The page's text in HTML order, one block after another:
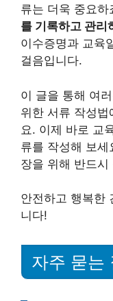
류는 더욱 중요하
를 기록하고 관리
이수증명과 교육
걸음입니다.
이 글을 통해 여
위한 서류 작성
요. 이제 바로 교
류를 작성해 보
장을 위해 반드
안전하고 행복한
니다!
자주 묻는